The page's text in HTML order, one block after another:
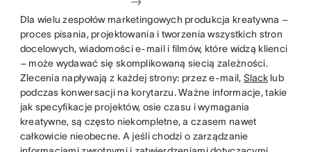
Dla wielu zespołów marketingowych produkcja kreatywna –
proces pisania, projektowania i tworzenia wszystkich stron
docelowych, wiadomości e-mail i filmów, które widzą klienci
– może wydawać się skomplikowaną siecią zależności.
Zlecenia napływają z każdej strony: przez e-mail, Slacklub
podczas konwersacji na korytarzu. Ważne informacje, takie
jak specyfikacje projektów, osie czasu i wymagania
kreatywne, są często niekompletne, a czasem nawet
całkowicie nieobecne. A jeśli chodzi o zarządzanie